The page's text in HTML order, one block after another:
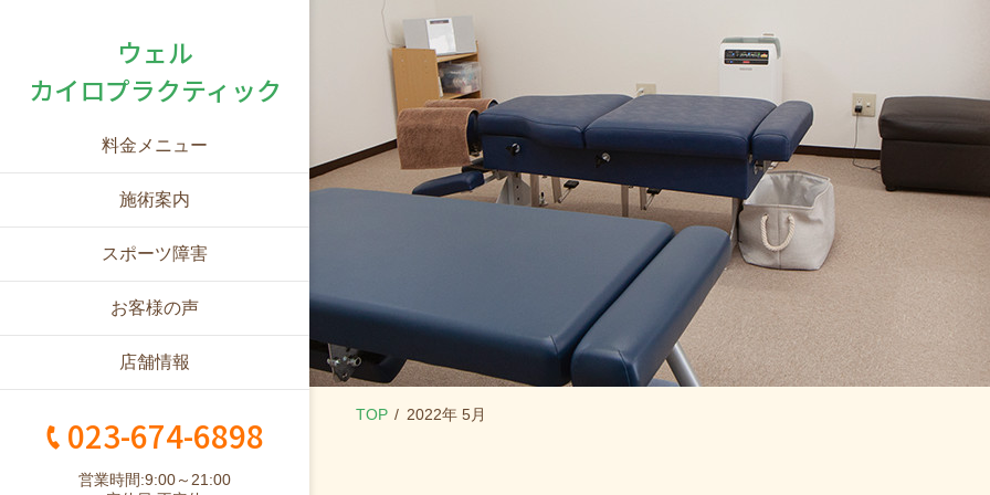
ウェル
カイロプラクティック
料金メニュー
施術案内
スポーツ障害
お客様の声
店舗情報
023-674-6898
営業時間:9:00～21:00
TOP 2022年 5月